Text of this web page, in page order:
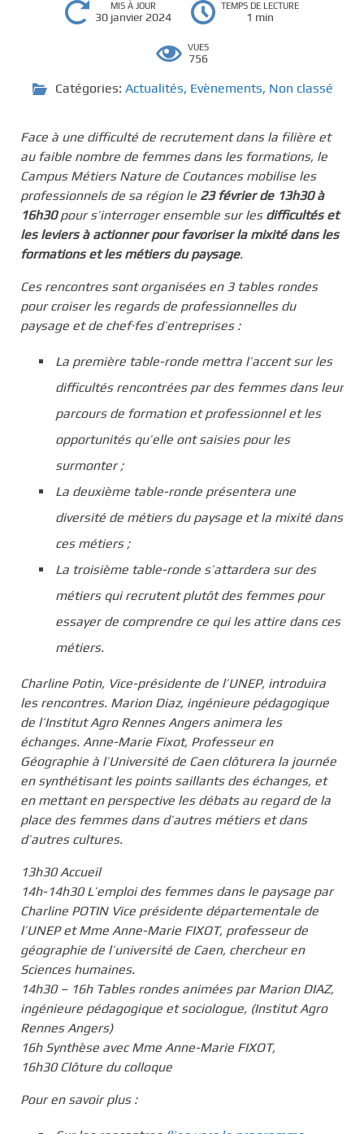
MIS À JOUR
30 janvier 2024
TEMPS DE LECTURE
1 min
VUES
756
Catégories: Actualités, Evènements, Non classé
Face à une difficulté de recrutement dans la filière et
au faible nombre de femmes dans les formations, le
Campus Métiers Nature de Coutances mobilise les
professionnels de sa région le 23 février de 13h30 à
16h30pour s’interroger ensemble sur les difficultés et
les leviers à actionner pour favoriser la mixité dans les
formations et les métiers du paysage.
Ces rencontres sont organisées en 3 tables rondes
pour croiser les regards de professionnelles du
paysage et de chef·fes d’entreprises :
La première table-ronde mettra l’accent sur les
difficultés rencontrées par des femmes dans leur
parcours de formation et professionnel et les
opportunités qu’elle ont saisies pour les
surmonter ;
La deuxième table-ronde présentera une
diversité de métiers du paysage et la mixité dans
ces métiers ;
La troisième table-ronde s’attardera sur des
métiers qui recrutent plutôt des femmes pour
essayer de comprendre ce qui les attire dans ces
métiers.
Charline Potin, Vice-présidente de l’UNEP, introduira
les rencontres. Marion Diaz, ingénieure pédagogique
de l’Institut Agro Rennes Angers animera les
échanges. Anne-Marie Fixot, Professeur en
Géographie à l’Université de Caen clôturera la journée
en synthétisant les points saillants des échanges, et
en mettant en perspective les débats au regard de la
place des femmes dans d’autres métiers et dans
d’autres cultures.
13h30 Accueil
14h-14h30 L’emploi des femmes dans le paysage par
Charline POTIN Vice présidente départementale de
l’UNEP et Mme Anne-Marie FIXOT, professeur de
géographie de l’université de Caen, chercheur en
Sciences humaines.
14h30 – 16h Tables rondes animées par Marion DIAZ,
ingénieure pédagogique et sociologue, (Institut Agro
Rennes Angers)
16h Synthèse avec Mme Anne-Marie FIXOT,
16h30 Clôture du colloque
Pour en savoir plus :